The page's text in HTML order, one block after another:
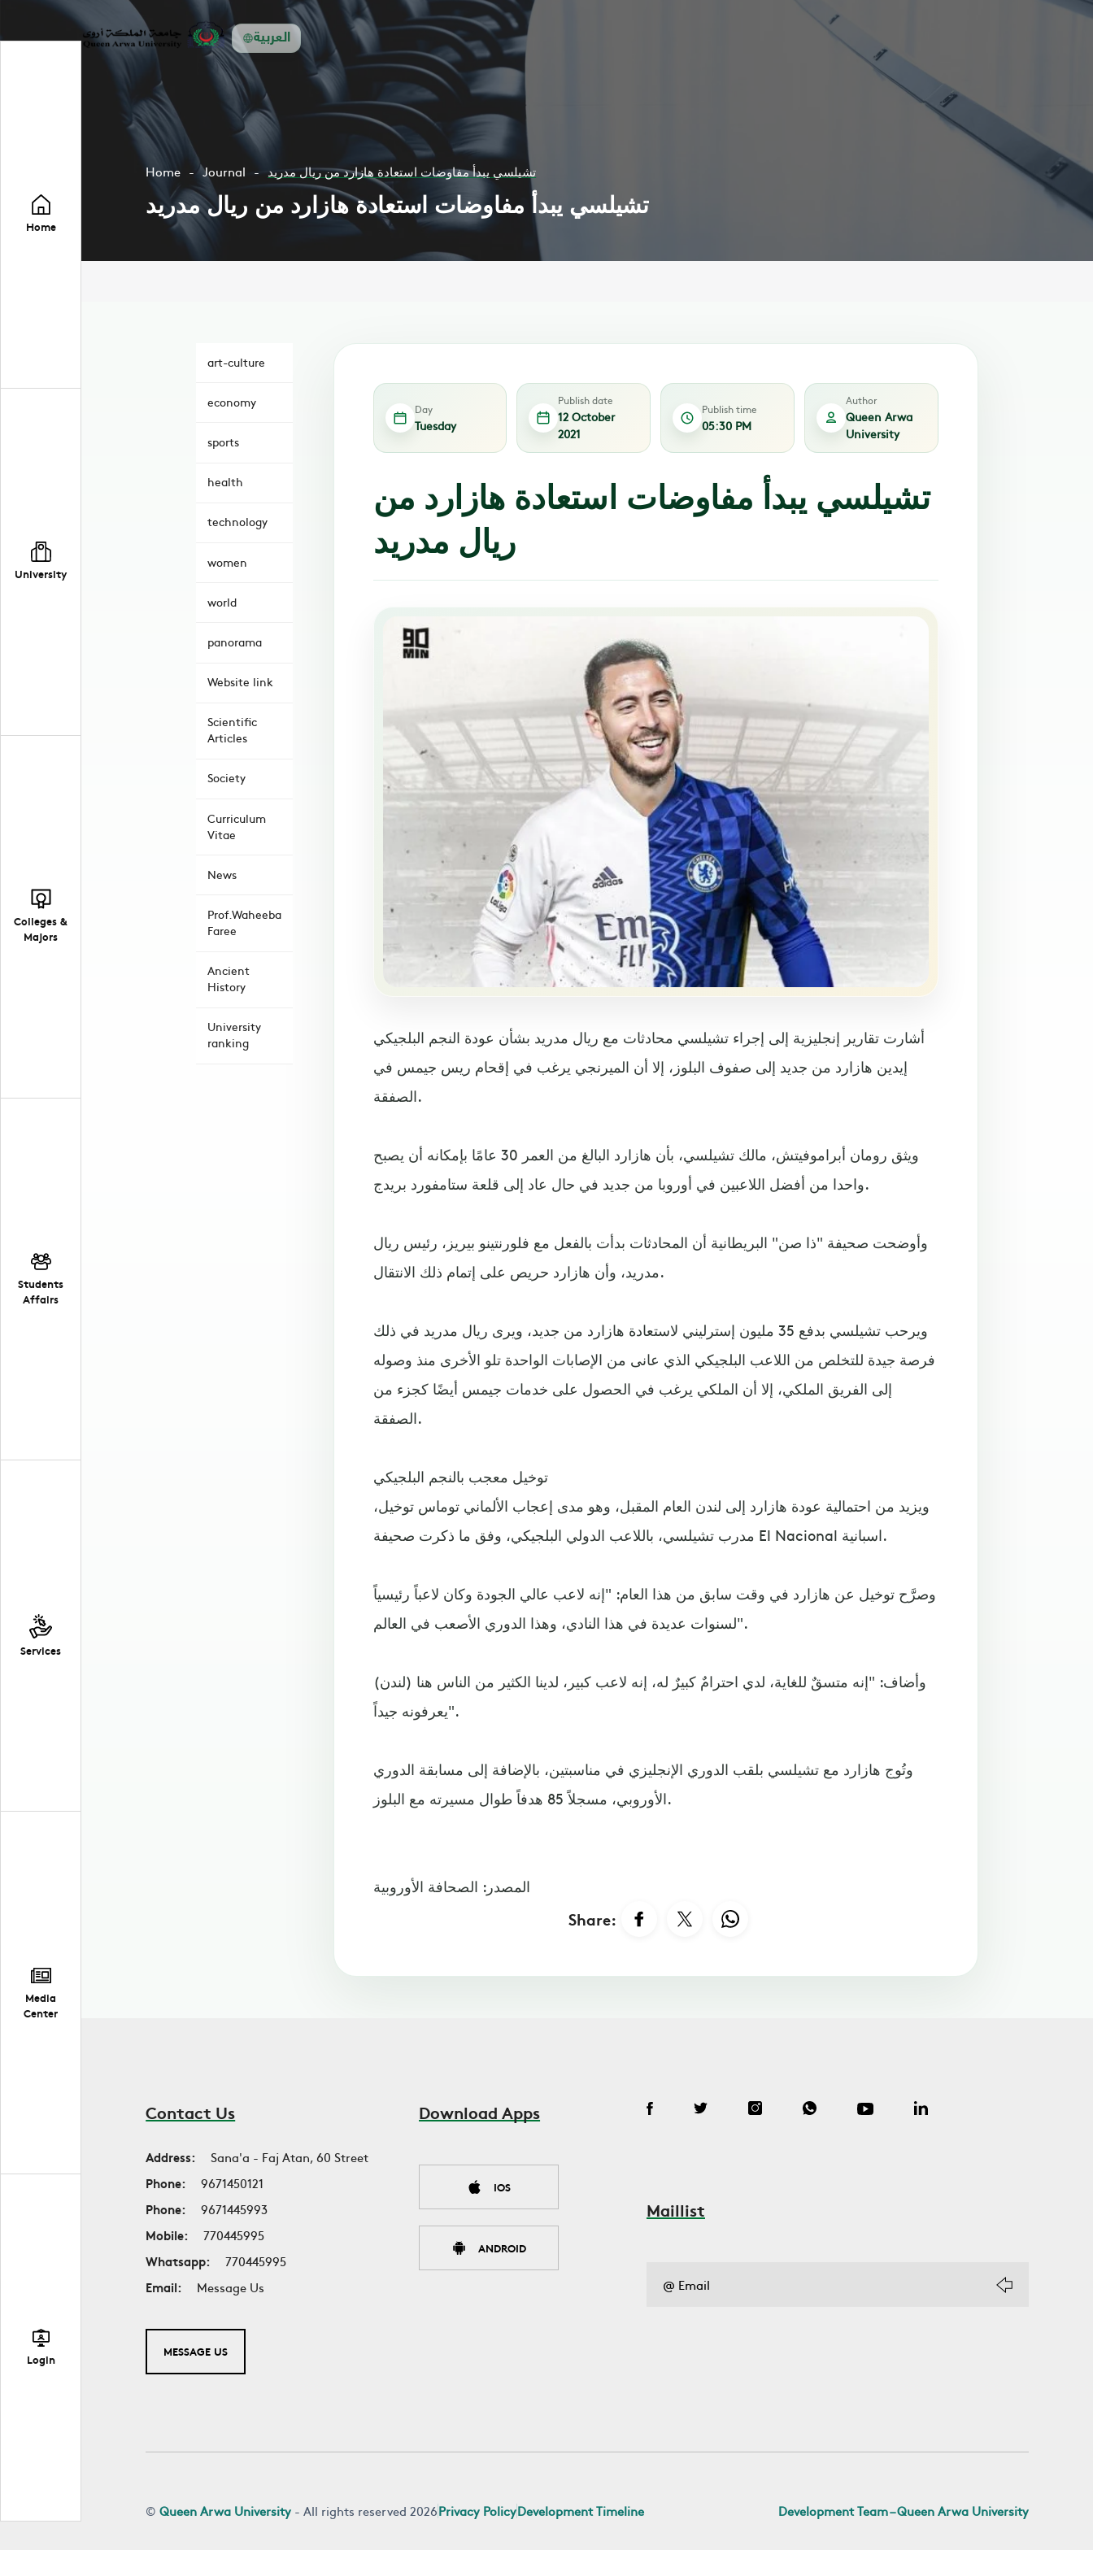
العربية
Home
University
Colleges &
Majors
Students
Affairs
Services
Media
Center
Login
Home Journal تشيلسي يبدأ مفاوضات استعادة هازارد من ريال مدريد
تشيلسي يبدأ مفاوضات استعادة هازارد من ريال مدريد
art-culture
economy
sports
health
technology
women
world
panorama
Website link
Scientific
Articles
Society
Curriculum
Vitae
News
Prof.Waheeba
Faree
Ancient
History
University
ranking
Day
Tuesday
Publish date
12 October
2021
Publish time
05:30 PM
Author
Queen Arwa
University
تشيلسي يبدأ مفاوضات استعادة هازارد من
ريال مدريد
أشارت تقارير إنجليزية إلى إجراء تشيلسي محادثات مع ريال مدريد بشأن عودة النجم البلجيكي
إيدين هازارد من جديد إلى صفوف البلوز، إلا أن الميرنجي يرغب في إقحام ريس جيمس في
الصفقة.
ويثق رومان أبراموفيتش، مالك تشيلسي، بأن هازارد البالغ من العمر 30 عامًا بإمكانه أن يصبح
واحدا من أفضل اللاعبين في أوروبا من جديد في حال عاد إلى قلعة ستامفورد بريدج.
وأوضحت صحيفة "ذا صن" البريطانية أن المحادثات بدأت بالفعل مع فلورنتينو بيريز، رئيس ريال
مدريد، وأن هازارد حريص على إتمام ذلك الانتقال.
ويرحب تشيلسي بدفع 35 مليون إسترليني لاستعادة هازارد من جديد، ويرى ريال مدريد في ذلك
فرصة جيدة للتخلص من اللاعب البلجيكي الذي عانى من الإصابات الواحدة تلو الأخرى منذ وصوله
إلى الفريق الملكي، إلا أن الملكي يرغب في الحصول على خدمات جيمس أيضًا كجزء من
الصفقة.
توخيل معجب بالنجم البلجيكي
ويزيد من احتمالية عودة هازارد إلى لندن العام المقبل، وهو مدى إعجاب الألماني توماس توخيل،
مدرب تشيلسي، باللاعب الدولي البلجيكي، وفق ما ذكرت صحيفة El Nacional اسبانية.
وصرَّح توخيل عن هازارد في وقت سابق من هذا العام: "إنه لاعب عالي الجودة وكان لاعباً رئيسياً
لسنوات عديدة في هذا النادي، وهذا الدوري الأصعب في العالم".
وأضاف: "إنه متسقٌ للغاية، لدي احترامٌ كبيرٌ له، إنه لاعب كبير، لدينا الكثير من الناس هنا (لندن)
يعرفونه جيداً".
وتُوج هازارد مع تشيلسي بلقب الدوري الإنجليزي في مناسبتين، بالإضافة إلى مسابقة الدوري
الأوروبي، مسجلاً 85 هدفاً طوال مسيرته مع البلوز.
المصدر: الصحافة الأوروبية
Share:
Contact Us
Address:
Sana'a - Faj Atan, 60 Street
Phone:
9671450121
Phone:
9671445993
Mobile:
770445995
Whatsapp:
770445995
Email:
Message Us
MESSAGE US
Download Apps
IOS
ANDROID
Maillist
©Queen Arwa University - All rights reserved 2026Privacy PolicyDevelopment Timeline Development Team – Queen Arwa University